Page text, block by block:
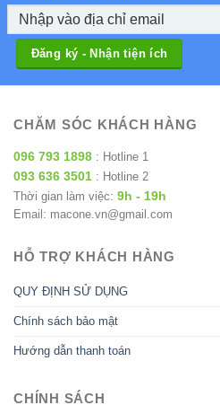
CHĂM SÓC KHÁCH HÀNG
096 793 1898 : Hotline 1
093 636 3501 : Hotline 2
Thời gian làm việc: 9h - 19h
Email: macone.vn@gmail.com
HỖ TRỢ KHÁCH HÀNG
QUY ĐỊNH SỬ DỤNG
Chính sách bảo mật
Hướng dẫn thanh toán
CHÍNH SÁCH